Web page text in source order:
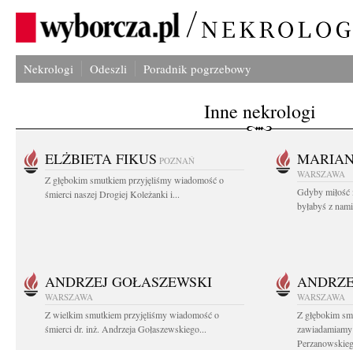
Nekrologi Odeszli Poradnik pogrzebowy
Inne nekrologi
ELŻBIETA FIKUS POZNAŃ
Z głębokim smutkiem przyjęliśmy wiadomość o
śmierci naszej Drogiej Koleżanki i...
WARSZAWA
Gdyby miłość
byłabyś z
ANDRZEJ GOŁASZEWSKI
WARSZAWA
Z wielkim smutkiem przyjęliśmy wiadomość o
śmierci dr. inż. Andrzeja Gołaszewskiego...
WARSZAWA
Z głębokim